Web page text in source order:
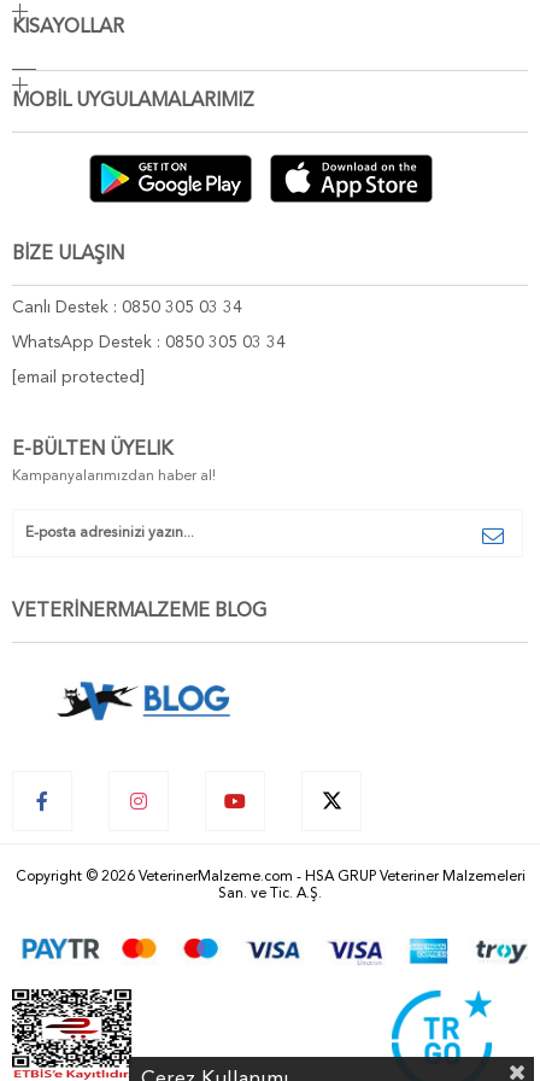
KISAYOLLAR
MOBİL UYGULAMALARIMIZ
BİZE ULAŞIN
Canlı Destek : 0850 305 03 34
WhatsApp Destek : 0850 305 03 34
[email protected]
E-BÜLTEN ÜYELIK
Kampanyalarımızdan haber al!
VETERİNERMALZEME BLOG
Copyright © 2026 VeterinerMalzeme.com - HSA GRUP Veteriner Malzemeleri
San. ve Tic. A.Ş.